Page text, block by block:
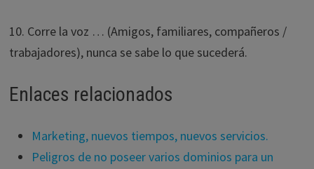
10. Corre la voz … (Amigos, familiares, compañeros /
trabajadores), nunca se sabe lo que sucederá.
Enlaces relacionados
Marketing, nuevos tiempos, nuevos servicios.
Peligros de no poseer varios dominios para un